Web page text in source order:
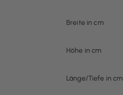
Breite in cm
Höhe in cm
Länge/Tiefe in cm